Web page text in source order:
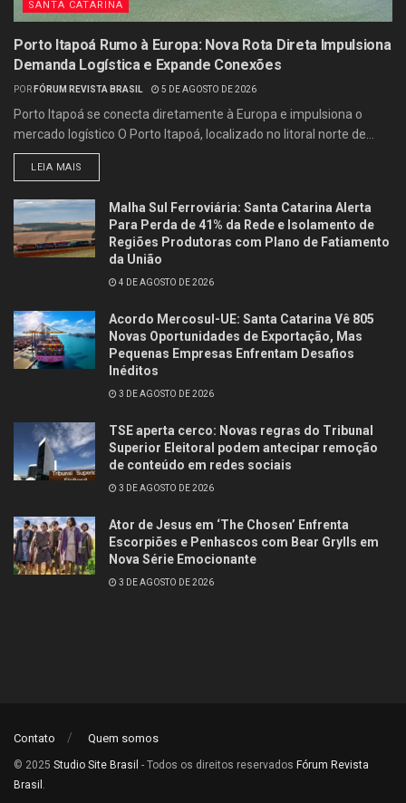
SANTA CATARINA
Porto Itapoá Rumo à Europa: Nova Rota Direta Impulsiona
Demanda Logística e Expande Conexões
POR FÓRUM REVISTA BRASIL 5 DE AGOSTO DE 2026
Porto Itapoá se conecta diretamente à Europa e impulsiona o
mercado logístico O Porto Itapoá, localizado no litoral norte de...
LEIA MAIS
Malha Sul Ferroviária: Santa Catarina Alerta
Para Perda de 41% da Rede e Isolamento de
Regiões Produtoras com Plano de Fatiamento
da União
4 DE AGOSTO DE 2026
Acordo Mercosul-UE: Santa Catarina Vê 805
Novas Oportunidades de Exportação, Mas
Pequenas Empresas Enfrentam Desafios
Inéditos
3 DE AGOSTO DE 2026
TSE aperta cerco: Novas regras do Tribunal
Superior Eleitoral podem antecipar remoção
de conteúdo em redes sociais
3 DE AGOSTO DE 2026
Ator de Jesus em ‘The Chosen’ Enfrenta
Escorpiões e Penhascos com Bear Grylls em
Nova Série Emocionante
3 DE AGOSTO DE 2026
Contato Quem somos
© 2025 Studio Site Brasil - Todos os direitos reservados Fórum Revista
Brasil